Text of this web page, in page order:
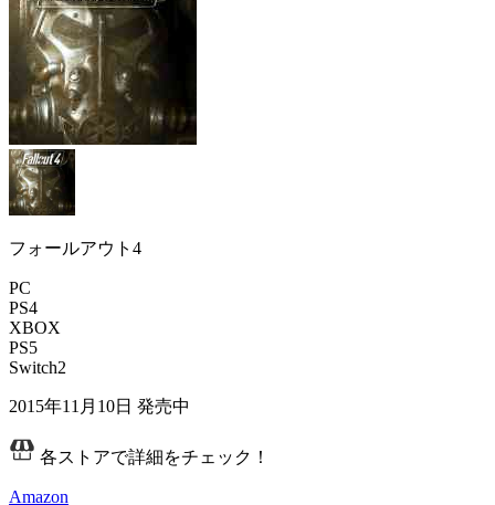
フォールアウト4
PC
PS4
XBOX
PS5
Switch2
2015年11月10日 発売中
各ストアで詳細をチェック！
Amazon